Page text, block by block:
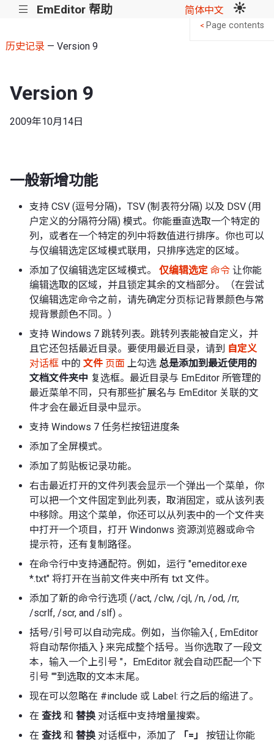
||| EmEditor 帮助 简体中文
历史记录 — Version 9
Version 9
2009年10月14日
一般新增功能
支持 CSV (逗号分隔)，TSV (制表符分隔) 以及 DSV (用
户定义的分隔符分隔) 模式。你能垂直选取一个特定的
列，或者在一个特定的列中将数值进行排序。你也可以
与仅编辑选定区域模式联用，只排序选定的区域。
添加了仅编辑选定区域模式。 仅编辑选定 命令 让你能
编辑选取的区域，并且锁定其余的文档部分。（在尝试
仅编辑选定命令之前，请先确定分页标记背景颜色与常
规背景颜色不同。）
支持 Windows 7 跳转列表。跳转列表能被自定义，并
且它还包括最近目录。要使用最近目录，请到 自定义
对话框 中的 文件 页面 上勾选 总是添加到最近使用的
文档文件夹中 复选框。最近目录与 EmEditor 所管理的
最近菜单不同，只有那些扩展名与 EmEditor 关联的文
件才会在最近目录中显示。
支持 Windows 7 任务栏按钮进度条
添加了全屏模式。
添加了剪贴板记录功能。
右击最近打开的文件列表会显示一个弹出一个菜单，你
可以把一个文件固定到此列表，取消固定，或从该列表
中移除。用这个菜单，你还可以从列表中的一个文件夹
中打开一个项目，打开 Windonws 资源浏览器或命令
提示符，还有复制路径。
在命令行中支持通配符。例如，运行 "emeditor.exe
*.txt" 将打开在当前文件夹中所有 txt 文件。
添加了新的命令行选项 (/act, /clw, /cjl, /n, /od, /rr,
/scrlf, /scr, and /slf) 。
括号/引号可以自动完成。例如，当你输入{ , EmEditor
将自动帮你插入 } 来完成整个括号。当你选取了一段文
本，输入一个上引号 "，EmEditor 就会自动匹配一个下
引号 ""到选取的文本末尾。
现在可以忽略在 #include 或 Label: 行之后的缩进了。
在 查找和 替换 对话框中支持增量搜索。
在 查找和 替换 对话框中，添加了 「=」
按钮让你能
< Page contents